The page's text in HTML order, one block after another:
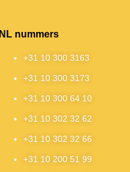
NL nummers
+31 10 300 3163
+31 10 300 3173
+31 10 300 64 10
+31 10 302 32 62
+31 10 302 32 66
+31 10 200 51 99